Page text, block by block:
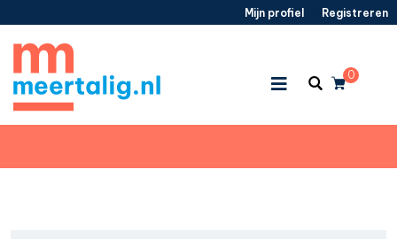
Mijn profiel Registreren
0